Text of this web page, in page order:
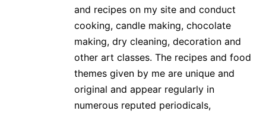
and recipes on my site and conduct
cooking, candle making, chocolate
making, dry cleaning, decoration and
other art classes. The recipes and food
themes given by me are unique and
original and appear regularly in
numerous reputed periodicals,